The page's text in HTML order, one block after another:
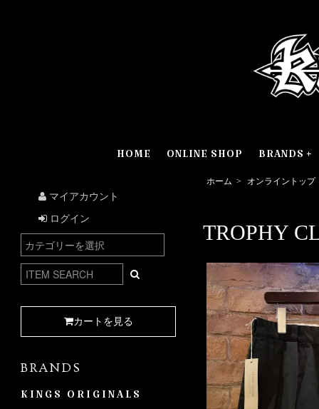
HOME ONLINE SHOP BRANDS
ホーム > オンライントップ
TROPHY
マイアカウント
ログイン
カートを見る
BRANDS
KINGS ORIGINALS